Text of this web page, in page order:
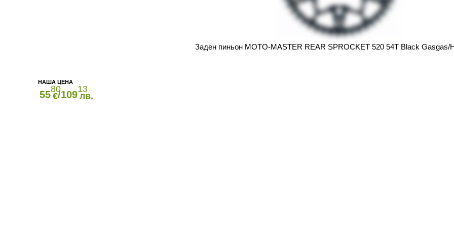
Заден пиньон MOTO-MASTER REAR SPROCKET 520 54T Black Gasgas/
5580
€/10913
лв.